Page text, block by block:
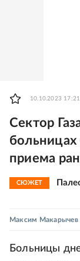
10.10.2023 17:21
Сектор
приема
СЮЖЕТ
Максим Макарычев
Больницы